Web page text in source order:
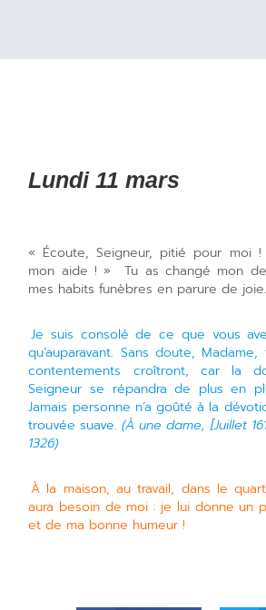
Lundi 11 mars
« Écoute, Seigneur, pitié pour moi !
mon aide ! » Tu as changé mon
mes habits funèbres en parure de joie.
Je suis consolé de ce que vous
qu’auparavant. Sans doute,
contentements croîtront, car la
Seigneur se répandra de plus en
Jamais personne n’a goûté à la
trouvée suave.(À une dame, [Juillet
1326)
À la maison, au travail, dans le
aura besoin de moi : je lui donne un
et de ma bonne humeur !